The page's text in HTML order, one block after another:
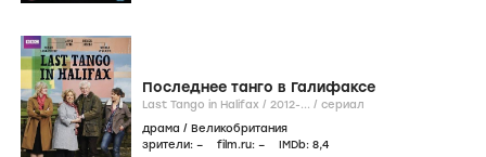
Последнее танго в Галифаксе
Last Tango in Halifax / 2012-... / сериал
драма / Великобритания
зрители: – film.ru: – IMDb: 8,4